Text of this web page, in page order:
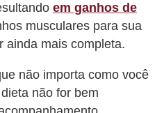
em ganhos de
musculares para sua
ainda mais completa.
não importa como você
não for bem